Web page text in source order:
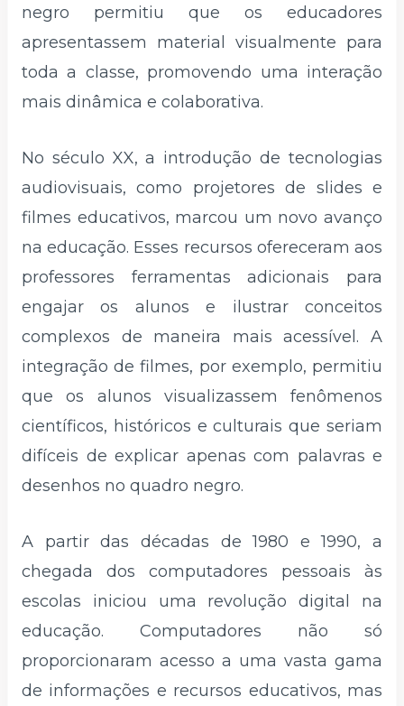
negro permitiu que os educadores
apresentassem material visualmente para
toda a classe, promovendo uma interação
mais dinâmica e colaborativa.
No século XX, a introdução de tecnologias
audiovisuais, como projetores de slides e
filmes educativos, marcou um novo avanço
na educação. Esses recursos ofereceram aos
professores ferramentas adicionais para
engajar os alunos e ilustrar conceitos
complexos de maneira mais acessível. A
integração de filmes, por exemplo, permitiu
que os alunos visualizassem fenômenos
científicos, históricos e culturais que seriam
difíceis de explicar apenas com palavras e
desenhos no quadro negro.
A partir das décadas de 1980 e 1990, a
chegada dos computadores pessoais às
escolas iniciou uma revolução digital na
educação. Computadores não só
proporcionaram acesso a uma vasta gama
de informações e recursos educativos, mas